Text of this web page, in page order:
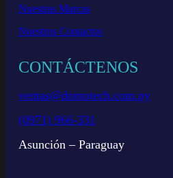
Nuestras Marcas
Nuestros Contactos
CONTÁCTENOS
ventas@domotech.com.py
(0971) 966-331
Asunción – Paraguay